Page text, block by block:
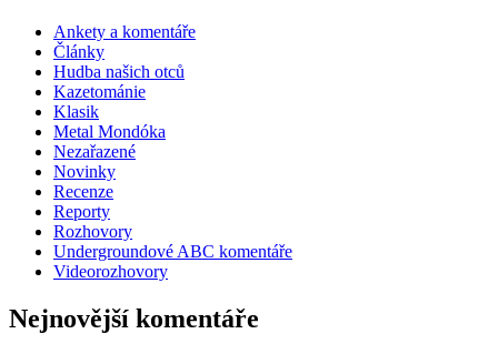
Ankety a komentáře
Články
Hudba našich otců
Kazetománie
Klasik
Metal Mondóka
Nezařazené
Novinky
Recenze
Reporty
Rozhovory
Undergroundové ABC komentáře
Videorozhovory
Nejnovější komentáře